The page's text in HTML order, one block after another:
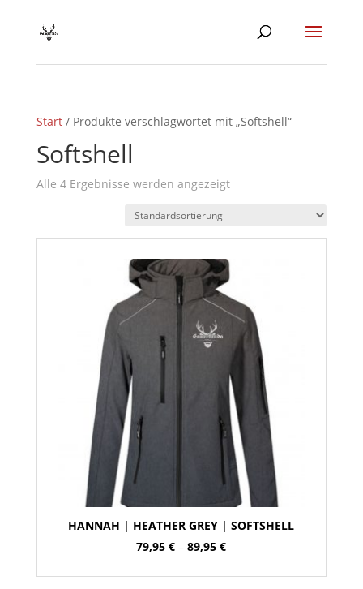
Start/ Produkte verschlagwortet mit „Softshell“
Softshell
Alle 4 Ergebnisse werden angezeigt
HANNAH | HEATHER GREY | SOFTSHELL
79,95€ –89,95€Preisspanne: